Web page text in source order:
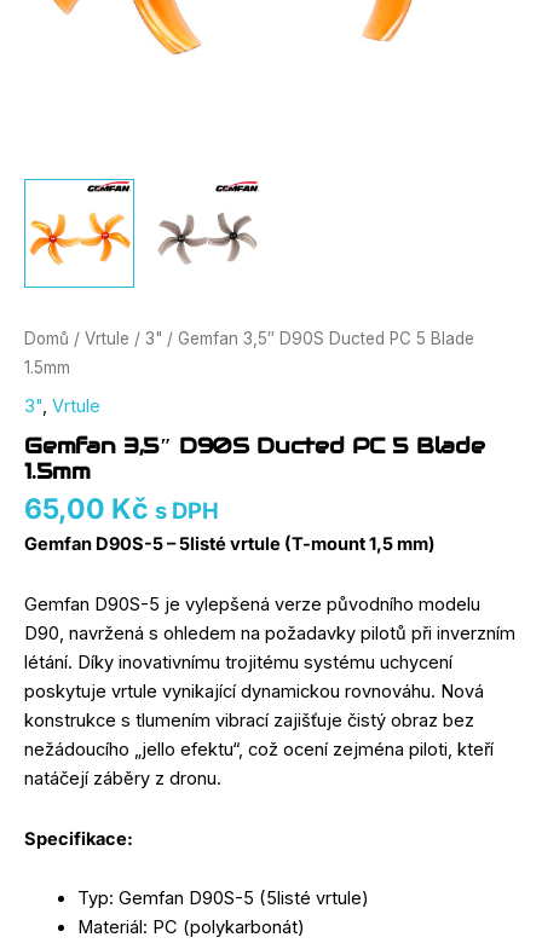
Domů / Vrtule / 3" / Gemfan 3,5″ D90S Ducted PC 5 Blade
1.5mm
3", Vrtule
Gemfan 3,5″ D90S Ducted PC 5 Blade
1.5mm
65,00 Kč s DPH
Gemfan D90S-5 – 5listé vrtule (T-mount 1,5 mm)
Gemfan D90S-5 je vylepšená verze původního modelu
D90, navržená s ohledem na požadavky pilotů při inverzním
létání. Díky inovativnímu trojitému systému uchycení
poskytuje vrtule vynikající dynamickou rovnováhu. Nová
konstrukce s tlumením vibrací zajišťuje čistý obraz bez
nežádoucího „jello efektu“, což ocení zejména piloti, kteří
natáčejí záběry z dronu.
Specifikace:
Typ: Gemfan D90S-5 (5listé vrtule)
Materiál: PC (polykarbonát)